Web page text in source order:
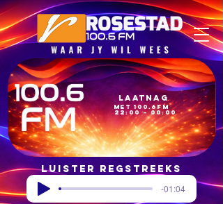
22:00 – 00:00
met 100.6FM
Laatnag
Luister regstreeks
-01:04